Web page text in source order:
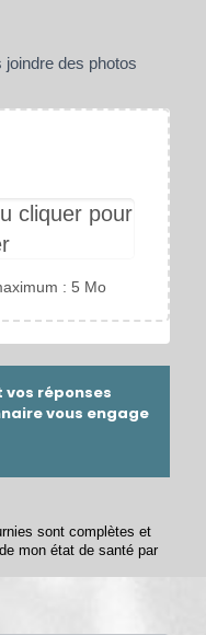
des photos
cliquer pour
: 5 Mo
réponses
vous engage
sont complètes et
mon état de santé par